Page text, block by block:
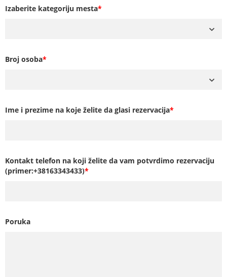
Izaberite kategoriju mesta*
Broj osoba*
Ime i prezime na koje želite da glasi rezervacija*
Kontakt telefon na koji želite da vam potvrdimo rezervaciju
(primer:+38163343433)*
Poruka